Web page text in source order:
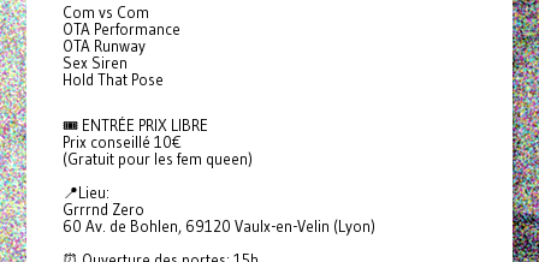
Com vs Com
OTA Performance
OTA Runway
Sex Siren
Hold That Pose
🎟️ ENTRÉE PRIX LIBRE
Prix conseillé 10€
(Gratuit pour les fem queen)
📍Lieu:
Grrrnd Zero
60 Av. de Bohlen, 69120 Vaulx-en-Velin (Lyon)